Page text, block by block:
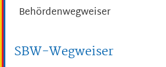
Behördenwegweiser
SBW-Wegweiser